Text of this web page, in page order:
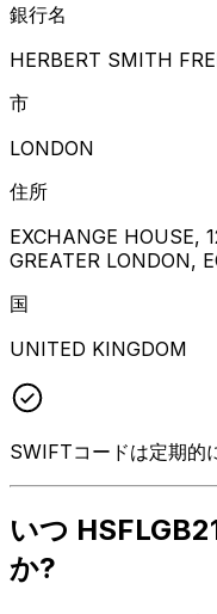
銀行名
HERBERT SMITH
市
LONDON
住所
EXCHANGE HOUSE,
GREATER LONDON,
国
UNITED KINGDOM
SWIFTコードは定期的
いつ
か?